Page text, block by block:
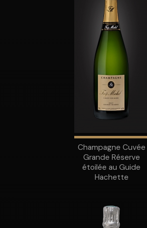
Champagne Cuvée
Grande Réserve
étoilée au Guide
Hachette